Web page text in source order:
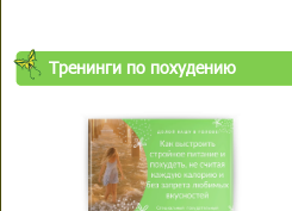
Тренинги по похудению